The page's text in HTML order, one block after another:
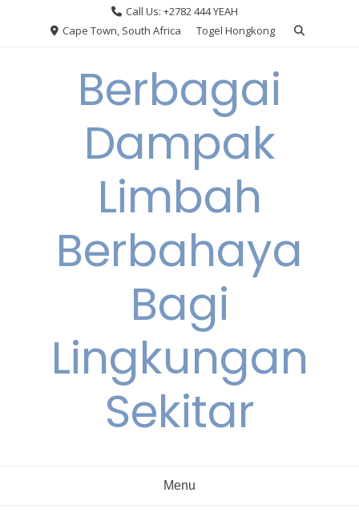
Call Us: +2782 444 YEAH
Cape Town, South Africa
Togel Hongkong
Berbagai
Dampak
Limbah
Berbahaya
Bagi
Lingkungan
Sekitar
Menu